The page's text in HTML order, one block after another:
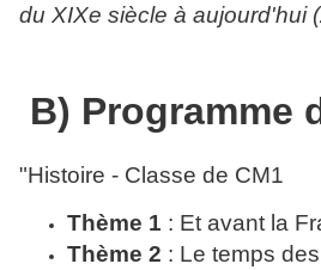
du XIXe siècle à aujourd'hui
B) Programme
"Histoire - Classe de CM1
Thème 1 : Et avant la
Thème 2 : Le temps